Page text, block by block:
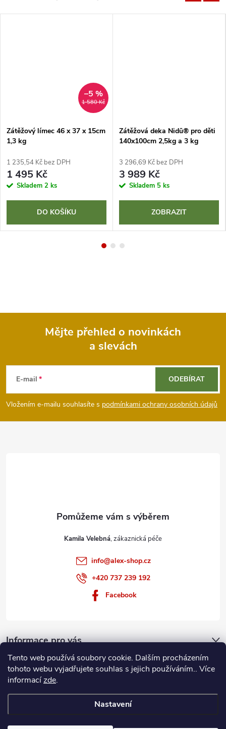
Tento web používá soubory cookie. Dalším procházením
tohoto webu vyjadřujete souhlas s jejich používáním.. Více
informacízde.
Nastavení
1 580 Kč
–5 %
Zátěžový límec 46 x 37 x 15cm
1,3 kg
1 235,54 Kč bez DPH
1 495 Kč
Skladem 2 ks
DO KOŠÍKU
Zátěžová deka Nidū® pro děti
140x100cm 2,5kg a 3 kg
3 296,69 Kč bez DPH
3 989 Kč
Skladem 5 ks
ZOBRAZIT
p
Mějte přehled o novinkách
a slevách
E-mail
Vložením e-mailu souhlasíte s podmínkami ochrany osobních údajů
ODEBÍRAT
Kamila Velebná
info@alex-shop.cz
+420 737 239 192
Facebook
Informace pro vás
Nákupní košík
0KS /0 KČ